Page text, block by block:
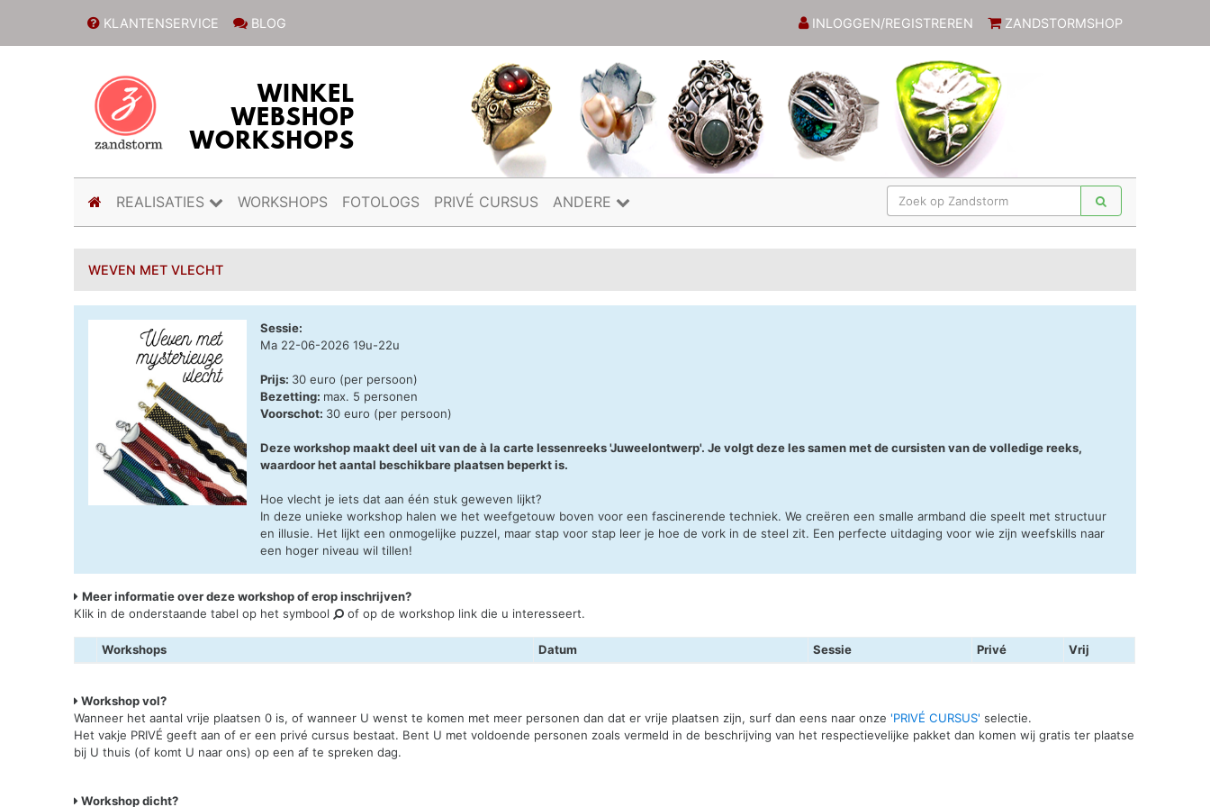
KLANTENSERVICE BLOG INLOGGEN/REGISTREREN ZANDSTORMSHOP
(current)
REALISATIES WORKSHOPS FOTOLOGS PRIVÉ CURSUS ANDERE
WEVEN MET VLECHT
Sessie:
Ma 22-06-2026 19u-22u
Prijs: 30 euro (per persoon)
Bezetting: max. 5 personen
Voorschot: 30 euro (per persoon)
Deze workshop maakt deel uit van de à la carte lessenreeks 'Juweelontwerp'. Je volgt deze les samen met de cursisten van de volledige reeks,
waardoor het aantal beschikbare plaatsen beperkt is.
Hoe vlecht je iets dat aan één stuk geweven lijkt?
In deze unieke workshop halen we het weefgetouw boven voor een fascinerende techniek. We creëren een smalle armband die speelt met structuur
en illusie. Het lijkt een onmogelijke puzzel, maar stap voor stap leer je hoe de vork in de steel zit. Een perfecte uitdaging voor wie zijn weefskills naar
een hoger niveau wil tillen!
Meer informatie over deze workshop of erop inschrijven?
Klik in de onderstaande tabel op het symbool
of op de workshop link die u interesseert.
Workshops Datum Sessie Privé Vrij
Workshop vol?
Wanneer het aantal vrije plaatsen 0 is, of wanneer U wenst te komen met meer personen dan dat er vrije plaatsen zijn, surf dan eens naar onze 'PRIVÉ CURSUS' selectie.
Het vakje PRIVÉ geeft aan of er een privé cursus bestaat. Bent U met voldoende personen zoals vermeld in de beschrijving van het respectievelijke pakket dan komen wij gratis ter plaatse
bij U thuis (of komt U naar ons) op een af te spreken dag.
Workshop dicht?